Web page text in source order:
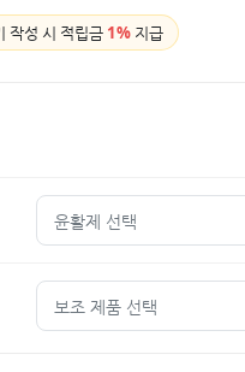
작성 시 적립금 1% 지급
윤활제 선택
보조 제품 선택